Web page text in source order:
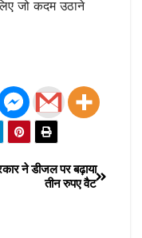
जो कदम उठाने
ने डीजल पर बढ़ाया
तीन रुपए वैट